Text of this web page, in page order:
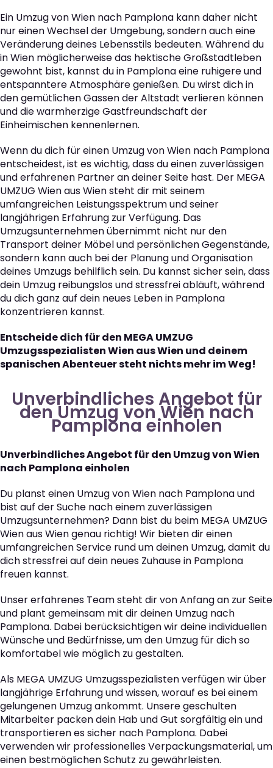
Ein Umzug von Wien nach Pamplona kann daher nicht
nur einen Wechsel der Umgebung, sondern auch eine
Veränderung deines Lebensstils bedeuten. Während du
in Wien möglicherweise das hektische Großstadtleben
gewohnt bist, kannst du in Pamplona eine ruhigere und
entspanntere Atmosphäre genießen. Du wirst dich in
den gemütlichen Gassen der Altstadt verlieren können
und die warmherzige Gastfreundschaft der
Einheimischen kennenlernen.
Wenn du dich für einen Umzug von Wien nach Pamplona
entscheidest, ist es wichtig, dass du einen zuverlässigen
und erfahrenen Partner an deiner Seite hast. Der MEGA
UMZUG Wien aus Wien steht dir mit seinem
umfangreichen Leistungsspektrum und seiner
langjährigen Erfahrung zur Verfügung. Das
Umzugsunternehmen übernimmt nicht nur den
Transport deiner Möbel und persönlichen Gegenstände,
sondern kann auch bei der Planung und Organisation
deines Umzugs behilflich sein. Du kannst sicher sein, dass
dein Umzug reibungslos und stressfrei abläuft, während
du dich ganz auf dein neues Leben in Pamplona
konzentrieren kannst.
Entscheide dich für den MEGA UMZUG
Umzugsspezialisten Wien aus Wien und deinem
spanischen Abenteuer steht nichts mehr im Weg!
Unverbindliches Angebot für
den Umzug von Wien nach
Pamplona einholen
Unverbindliches Angebot für den Umzug von Wien
nach Pamplona einholen
Du planst einen Umzug von Wien nach Pamplona und
bist auf der Suche nach einem zuverlässigen
Umzugsunternehmen? Dann bist du beim MEGA UMZUG
Wien aus Wien genau richtig! Wir bieten dir einen
umfangreichen Service rund um deinen Umzug, damit du
dich stressfrei auf dein neues Zuhause in Pamplona
freuen kannst.
Unser erfahrenes Team steht dir von Anfang an zur Seite
und plant gemeinsam mit dir deinen Umzug nach
Pamplona. Dabei berücksichtigen wir deine individuellen
Wünsche und Bedürfnisse, um den Umzug für dich so
komfortabel wie möglich zu gestalten.
Als MEGA UMZUG Umzugsspezialisten verfügen wir über
langjährige Erfahrung und wissen, worauf es bei einem
gelungenen Umzug ankommt. Unsere geschulten
Mitarbeiter packen dein Hab und Gut sorgfältig ein und
transportieren es sicher nach Pamplona. Dabei
verwenden wir professionelles Verpackungsmaterial, um
einen bestmöglichen Schutz zu gewährleisten.